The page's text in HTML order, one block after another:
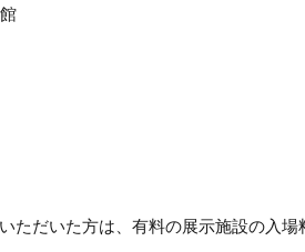
だいた方は、有料の展示施設の入場